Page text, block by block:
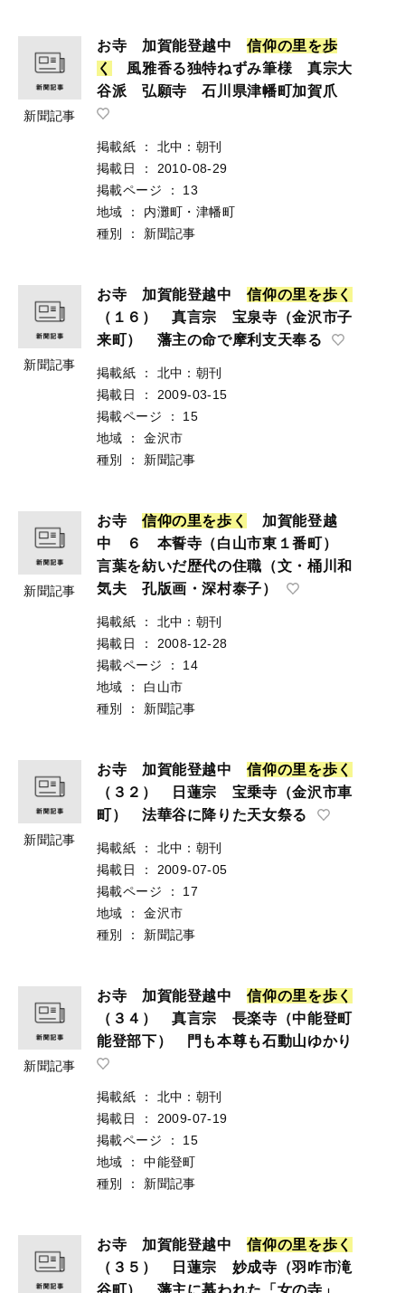
新聞記事
お寺 加賀能登越中信仰の里を歩
く
風雅香る独特ねずみ筆様 真宗大
谷派 弘願寺 石川県津幡町加賀爪
掲載紙 ：
北中：朝刊
掲載日
：
2010-08-29
掲載ページ
：
13
地域
：
内灘町・津幡町
種別
： 新聞記事
新聞記事
お寺 加賀能登越中信仰の里を歩 く
（１６） 真言宗 宝泉寺（金沢市子
来町） 藩主の命で摩利支天奉る
掲載紙 ：
北中：朝刊
掲載日
：
2009-03-15
掲載ページ
：
15
地域
：
金沢市
種別
： 新聞記事
新聞記事
お寺 信仰の里を歩 く
加賀能登越
中 ６ 本誓寺（白山市東１番町）
言葉を紡いだ歴代の住職（文・桶川和
気夫 孔版画・深村泰子）
掲載紙 ：
北中：朝刊
掲載日
：
2008-12-28
掲載ページ
：
14
地域
：
白山市
種別
： 新聞記事
新聞記事
お寺 加賀能登越中信仰の里を歩 く
（３２） 日蓮宗 宝乗寺（金沢市車
町） 法華谷に降りた天女祭る
掲載紙 ：
北中：朝刊
掲載日
：
2009-07-05
掲載ページ
：
17
地域
：
金沢市
種別
： 新聞記事
新聞記事
お寺 加賀能登越中信仰の里を歩 く
（３４） 真言宗 長楽寺（中能登町
能登部下） 門も本尊も石動山ゆかり
掲載紙 ：
北中：朝刊
掲載日
：
2009-07-19
掲載ページ
：
15
地域
：
中能登町
種別
： 新聞記事
お寺 加賀能登越中信仰の里を歩 く
（３５） 日蓮宗 妙成寺（羽咋市滝
谷町） 藩主に慕われた「女の寺」